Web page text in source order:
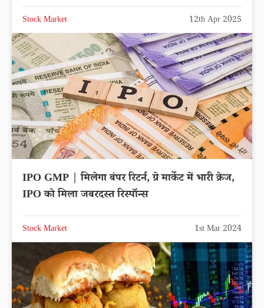
Stock Market 12th Apr 2025
IPO GMP | मिलेगा बंपर रिटर्न, ग्रे मार्केट में भारी क्रेज,
IPO को मिला जबरदस्त रिस्पॉन्स
Stock Market 1st Mar 2024